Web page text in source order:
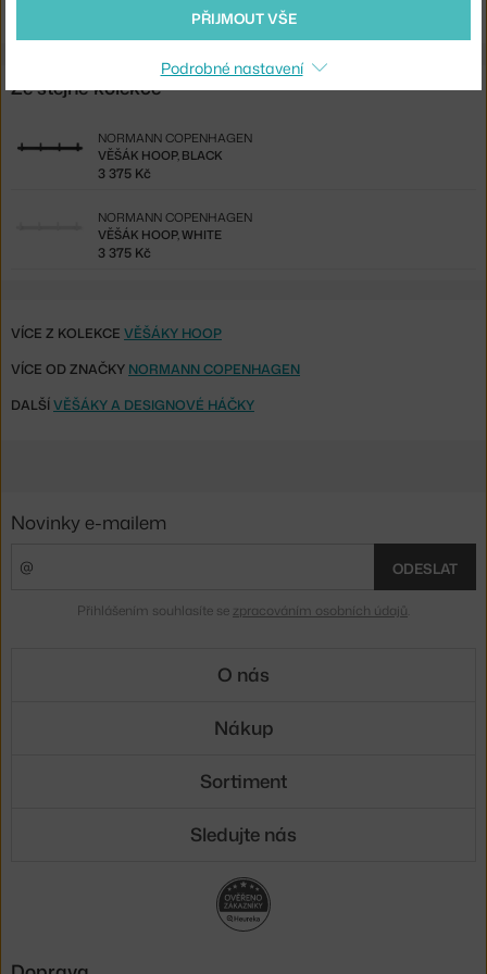
Ze stejné kolekce
VĚŠÁK HOOP, BLACK
NORMANN COPENHAGEN
3 375 Kč
VĚŠÁK HOOP, WHITE
NORMANN COPENHAGEN
3 375 Kč
VÍCE Z KOLEKCE VĚŠÁKY HOOP
VÍCE OD ZNAČKY NORMANN COPENHAGEN
DALŠÍVĚŠÁKY A DESIGNOVÉ HÁČKY
PŘIJMOUT VŠE
Podrobné nastavení
Novinky e-mailem
ODESLAT
Přihlášením souhlasíte se zpracováním osobních údajů
O nás
Nákup
Sortiment
Sledujte nás